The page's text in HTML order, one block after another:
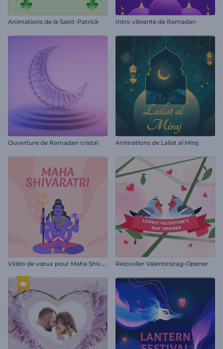
Animations de la Saint-Patrick Intro vibrante de Ramadan
Ouverture de Ramadan cristal Animations de Lailat al Miraj
V
idéo de vœux pour Maha Shivratri Reizvoller Valentinstag-Opener